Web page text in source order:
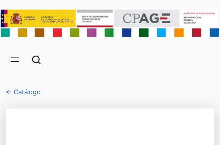
← Catálogo